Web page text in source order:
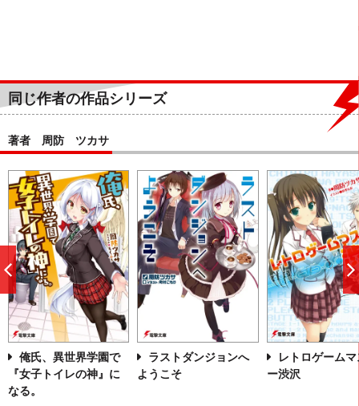
同じ作者の作品シリーズ
著者 周防 ツカサ
俺氏、異世界学園で
『女子トイレの神』に
なる。
ラストダンジョンへ
ようこそ
レトロゲームマ
ー渋沢
前
へ